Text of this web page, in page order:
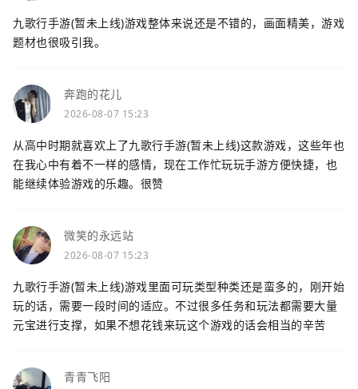
九歌行手游(暂未上线)游戏整体来说还是不错的，画面精美，游戏
题材也很吸引我。
奔跑的花儿
2026-08-07 15:23
从高中时期就喜欢上了九歌行手游(暂未上线)这款游戏，这些年也
在我心中有着不一样的感情，现在工作忙玩玩手游方便快捷，也
能继续体验游戏的乐趣。很赞
微笑的永远站
2026-08-07 15:23
九歌行手游(暂未上线)游戏里面可玩类型种类还是蛮多的，刚开始
玩的话，需要一段时间的适应。不过很多任务和玩法都需要大量
元宝进行支撑，如果不想花钱来玩这个游戏的话会相当的辛苦
青青飞阳